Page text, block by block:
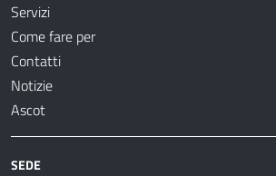
Servizi
Come fare per
Contatti
Notizie
Ascot
SEDE